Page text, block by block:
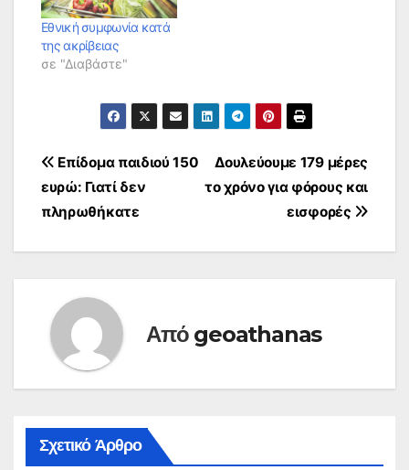
Εθνική συμφωνία κατά
της ακρίβειας
σε "Διαβάστε"
Πλοήγηση
άρθρων
Δουλεύουμε 179 μέρες
το χρόνο για φόρους και
εισφορές
Επίδομα παιδιού 150
ευρώ: Γιατί δεν
πληρωθήκατε
Από geoathanas
Σχετικό Άρθρο